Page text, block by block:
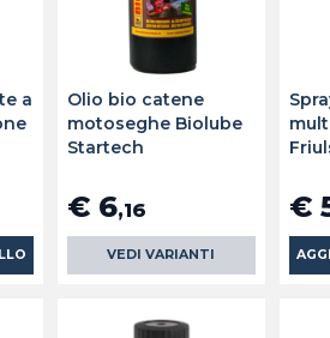
a
Olio bio catene
motoseghe Biolube
Startech
€ 6,16
VEDI VARIANTI
€